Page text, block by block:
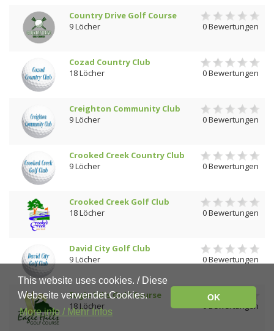
Country Drive Golf Course
9 Löcher
0 Bewertungen
Cozad Country Club
18 Löcher
0 Bewertungen
Creighton Community Club
9 Löcher
0 Bewertungen
Crooked Creek Country Club
9 Löcher
0 Bewertungen
Crooked Creek Golf Club
18 Löcher
0 Bewertungen
David City Golf Club
9 Löcher
0 Bewertungen
Eagle Hills Golf Course
18 Löcher
0 Bewertungen
This website uses cookies. / Diese
Webseite verwendet Cookies.
More info / Mehr Infos
OK